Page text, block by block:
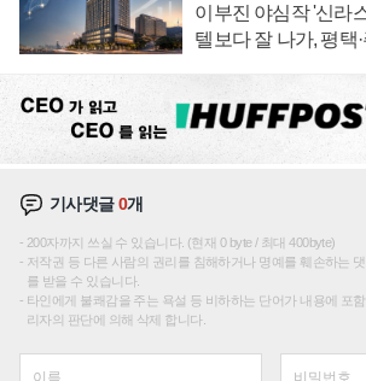
이부진 야심작 '신라
텔보다 잘 나가, 평택
기사댓글0개
200자까지 쓰실 수 있습니다. (현재 0 byte / 최대 400byte)
저작권 등 다른 사람의 권리를 침해하거나 명예를 훼손하는
를 받을 수 있습니다.
타인에게 불쾌감을 주는 욕설 등 비하하는 단어가 내용에 포
리자의 판단에 의해 삭제 합니다.